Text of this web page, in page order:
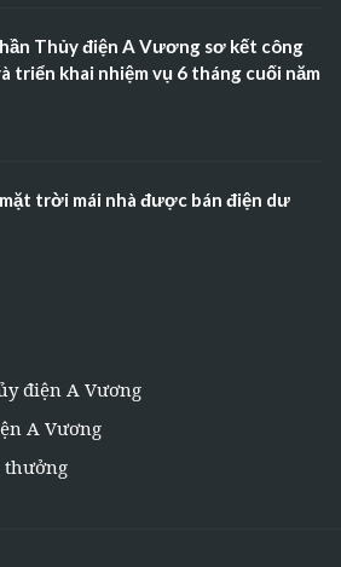
Thủy điện A Vương sơ kết công
triển khai nhiệm vụ 6 tháng cuối năm
trời mái nhà được bán điện dư
điện A Vương
A Vương
thưởng